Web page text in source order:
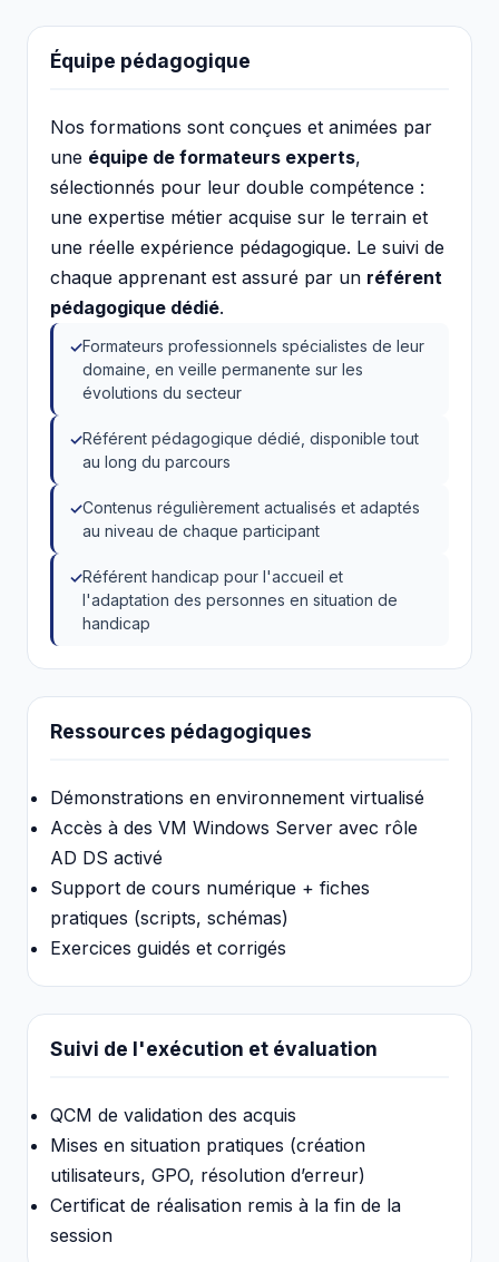
Équipe pédagogique
Nos formations sont conçues et animées par
une équipe de formateurs experts,
sélectionnés pour leur double compétence :
une expertise métier acquise sur le terrain et
une réelle expérience pédagogique. Le suivi de
chaque apprenant est assuré par un référent
pédagogique dédié.
Formateurs professionnels spécialistes de leur
domaine, en veille permanente sur les
évolutions du secteur
Référent pédagogique dédié, disponible tout
au long du parcours
Contenus régulièrement actualisés et adaptés
au niveau de chaque participant
Référent handicap pour l'accueil et
l'adaptation des personnes en situation de
handicap
Ressources pédagogiques
Démonstrations en environnement virtualisé
Accès à des VM Windows Server avec rôle
AD DS activé
Support de cours numérique + fiches
pratiques (scripts, schémas)
Exercices guidés et corrigés
Suivi de l'exécution et évaluation
QCM de validation des acquis
Mises en situation pratiques (création
utilisateurs, GPO, résolution d’erreur)
Certificat de réalisation remis à la fin de la
session